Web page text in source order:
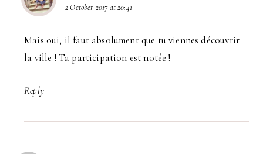
2 October 2017 at 20:41
Mais oui, il faut absolument que tu viennes découvrir
la ville ! Ta participation est notée !
Reply